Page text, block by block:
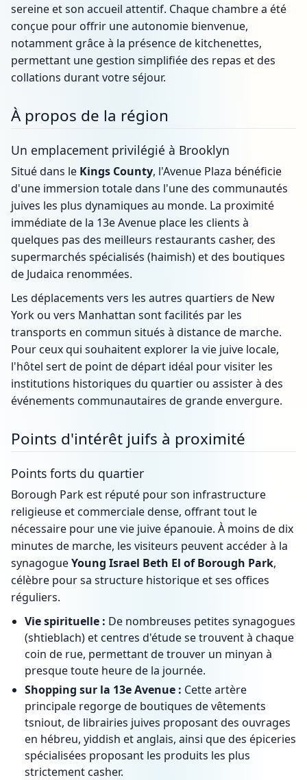
sereine et son accueil attentif. Chaque chambre a été
conçue pour offrir une autonomie bienvenue,
notamment grâce à la présence de kitchenettes,
permettant une gestion simplifiée des repas et des
collations durant votre séjour.
À propos de la région
Un emplacement privilégié à Brooklyn
Situé dans le Kings County, l'Avenue Plaza bénéficie
d'une immersion totale dans l'une des communautés
juives les plus dynamiques au monde. La proximité
immédiate de la 13e Avenue place les clients à
quelques pas des meilleurs restaurants casher, des
supermarchés spécialisés (haimish) et des boutiques
de Judaica renommées.
Les déplacements vers les autres quartiers de New
York ou vers Manhattan sont facilités par les
transports en commun situés à distance de marche.
Pour ceux qui souhaitent explorer la vie juive locale,
l'hôtel sert de point de départ idéal pour visiter les
institutions historiques du quartier ou assister à des
événements communautaires de grande envergure.
Points d'intérêt juifs à proximité
Points forts du quartier
Borough Park est réputé pour son infrastructure
religieuse et commerciale dense, offrant tout le
nécessaire pour une vie juive épanouie. À moins de dix
minutes de marche, les visiteurs peuvent accéder à la
synagogueYoung Israel Beth El of Borough Park,
célèbre pour sa structure historique et ses offices
réguliers.
Vie spirituelle : De nombreuses petites synagogues
(shtieblach) et centres d'étude se trouvent à chaque
coin de rue, permettant de trouver un minyan à
presque toute heure de la journée.
Shopping sur la 13e Avenue : Cette artère
principale regorge de boutiques de vêtements
tsniout, de librairies juives proposant des ouvrages
en hébreu, yiddish et anglais, ainsi que des épiceries
spécialisées proposant les produits les plus
strictement casher.